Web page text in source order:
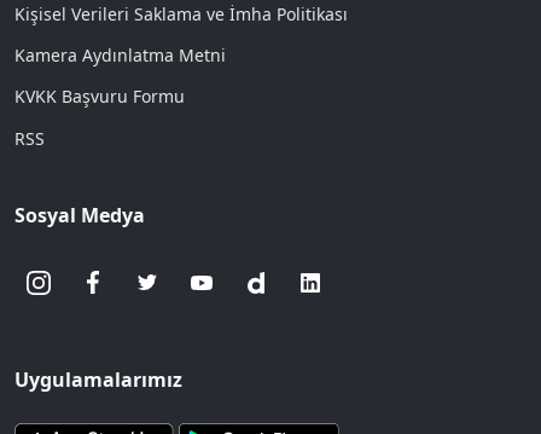
Kişisel Verileri Saklama ve İmha Politikası
Kamera Aydınlatma Metni
KVKK Başvuru Formu
RSS
Sosyal Medya
Uygulamalarımız